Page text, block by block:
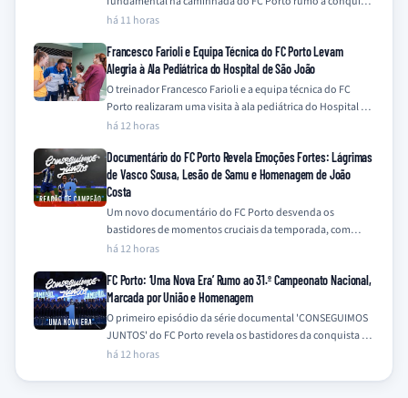
do título da…
há 11 horas
Francesco Farioli e Equipa Técnica do FC Porto Levam
Alegria à Ala Pediátrica do Hospital de São João
O treinador Francesco Farioli e a equipa técnica do FC
Porto realizaram uma visita à ala pediátrica do Hospital de
São João,…
há 12 horas
Documentário do FC Porto Revela Emoções Fortes: Lágrimas
de Vasco Sousa, Lesão de Samu e Homenagem de João
Costa
Um novo documentário do FC Porto desvenda os
bastidores de momentos cruciais da temporada, com
destaque para a emotiva recuperação de Vasco…
há 12 horas
FC Porto: ‘Uma Nova Era’ Rumo ao 31.º Campeonato Nacional,
Marcada por União e Homenagem
O primeiro episódio da série documental 'CONSEGUIMOS
JUNTOS' do FC Porto revela os bastidores da conquista do
31.º Campeonato Nacional na época…
há 12 horas